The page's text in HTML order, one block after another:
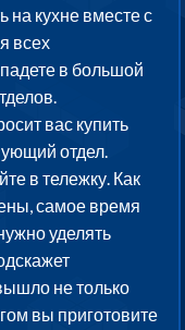
на кухне вместе с
всех
в большой
вас купить
отдел.
в тележку. Как
самое время
уделять
не только
вы приготовите